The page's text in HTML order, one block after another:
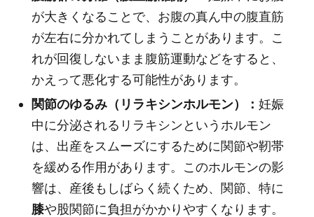
が大きくなることで、お腹の真ん中の腹直筋
が左右に分かれてしまうことがあります。こ
れが回復しないまま腹筋運動などをすると、
かえって悪化する可能性があります。
関節のゆるみ（リラキシンホルモン）： 妊娠
中に分泌されるリラキシンというホルモン
は、出産をスムーズにするために関節や靭帯
を緩める作用があります。このホルモンの影
響は、産後もしばらく続くため、関節、特に
膝や股関節に負担がかかりやすくなります。